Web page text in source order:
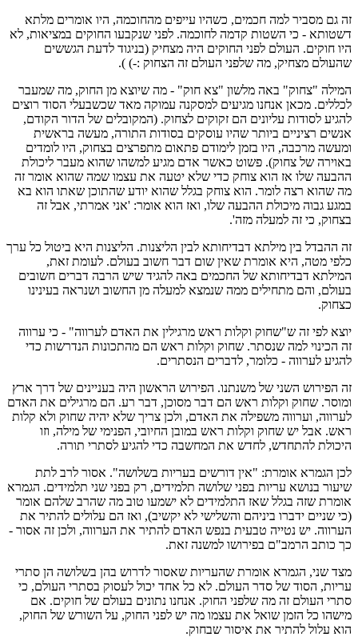
זה גם מסביר למה חכמים, כשהיו עייפים מהחוכמה, היו אומרים מלתא
דשטותא - כי השטות קדמה לחוכמה. לפני שנקבעו החוקים במציאות, לא
היו חוקים. העולם לפני החוקים היה מצחיק (בניגוד לדעת הגששים
שהעולם מצחיק, מה שלפני העולם זה הצחוק :-) ).
המילה "צחוק" באה מלשון "צא חוק" - מה שיוצא מן החוק, מה שמעבר
לכללים. מכאן אנחנו מגיעים למסקנה עמוקה מאד שכשבעלי הסוד רוצים
להגיע לסודות עליונים הם זקוקים לצחוק. (המקובלים של הדור הקודם,
אנשים רציניים ביותר שהיו עוסקים בסודות התורה, מעשה בראשית
ומעשה מרכבה, היו בזמן לימודם פתאום מתפרצים בצחוק, היו לומדים
באוירה של צחוק). פשוט כאשר אדם מגיע למשהו שהוא מעבר ליכולת
ההבעה שלו אז הוא צוחק כדי שלא יטעה את עצמו שמה שהוא אומר זה
מה שהוא רצה לומר. הוא צוחק בגלל שהוא יודע שהתוכן שאתו הוא בא
במגע גבוה מיכולת ההבעה שלו, ואז הוא אומר: 'אני אמרתי, אבל זה
בצחוק, כי זה למעלה מזה'.
זה ההבדל בין מילתא דבדיחותא לבין הליצנות. הליצנות היא ביטול כל ערך
כלפי מטה, היא אומרת שאין שום דבר חשוב בעולם. לעומת זאת,
המילתא דבדיחותא של החכמים באה להגיד שיש הרבה דברים חשובים
בעולם, והם מתחילים ממה שנמצא למעלה מן החשוב ושנראה בעינינו
כצחוק.
יוצא לפי זה ש"שחוק וקלות ראש מרגילין את האדם לערווה" - כי ערווה
זה הכינוי למה שנסתר. שחוק וקלות ראש הם מהתכונות הנדרשות כדי
להגיע לערווה - כלומר, לדברים הנסתרים.
זה הפירוש השני של משנתנו. הפירוש הראשון היה בעניינים של דרך ארץ
ומוסר. שחוק וקלות ראש הם דבר מסוכן, דבר רע. הם מרגילים את האדם
לערווה, וערווה משפילה את האדם, ולכן צריך שלא יהיה שחוק ולא קלות
ראש. אבל יש שחוק וקלות ראש במובן החיובי, הפנימי של מילה, וזו
היכולת להתחדש, לחדש את המחשבה כדי להגיע לסתרי תורה.
לכן הגמרא אומרת: "אין דורשים בעריות בשלושה". אסור לרב לתת
שיעור בנושא עריות בפני שלושה תלמידים, רק בפני שני תלמידים. הגמרא
אומרת שזה בגלל שאז התלמידים לא ישמעו טוב מה שהרב שלהם אומר
(כי שניים ידברו ביניהם והשלישי לא יקשיב), ואז הם עלולים להתיר את
הערווה. יש נטייה טבעית בנפש האדם להתיר את הערווה, ולכן זה אסור -
כך כותב הרמב"ם בפירושו למשנה זאת.
מצד שני, הגמרא אומרת שהעריות שאסור לדרוש בהן בשלושה הן סתרי
עריות, הסוד של סדר העולם. לא כל אחד יכול לעסוק בסתרי העולם, כי
סתרי העולם זה מה שלפני החוק. אנחנו נתונים בעולם של חוקים. אם
מישהו כל הזמן שואל את עצמו מה יש לפני החוק, על השורש של החוק,
הוא עלול להתיר את איסור שבחוק.